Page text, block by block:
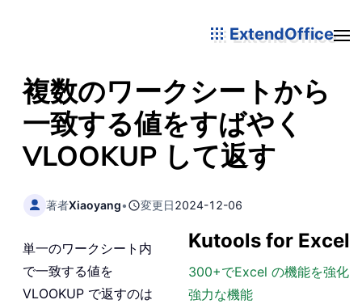
ExtendOffice
複数のワークシートから
一致する値をすばやく
VLOOKUP して返す
著者Xiaoyang• 変更日2024-12-06
Kutools for Excel
300+でExcel の機能を強化
強力な機能
単一のワークシート内
で一致する値を
VLOOKUP で返すのは